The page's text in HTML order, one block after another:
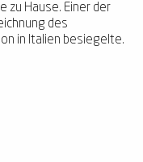
zu Hause. Einer der
des
in Italien besiegelte.